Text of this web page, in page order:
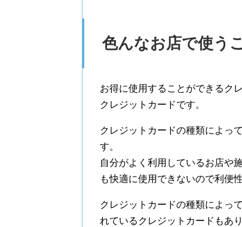
色んなお店で使う
お得に使用することができるク
クレジットカードです。
クレジットカードの種類によっ
す。
自分がよく利用しているお店や
も快適に使用できないので利便
クレジットカードの種類によっ
れているクレジットカードもあり